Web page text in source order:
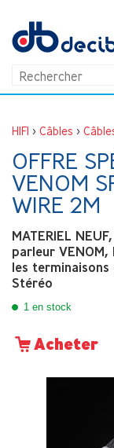
HIFI > Câbles >
OFFRE
VENOM
WIRE 2M
MATERIEL
parleur
les
Stéréo
1 en stock
Acheter